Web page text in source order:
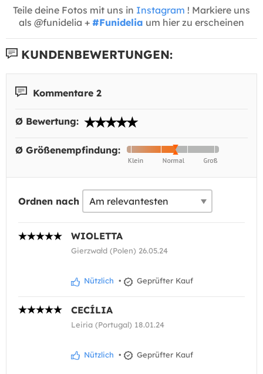
Teile deine Fotos mit uns in Instagram ! Markiere uns
als @funidelia + #Funidelia um hier zu erscheinen
KUNDENBEWERTUNGEN:
Kommentare 2
Ø Bewertung:
Ø Größenempfindung:
Ordnen nach
WIOLETTA
Gierzwałd (Polen) 26.05.24
Nützlich • Geprüfter Kauf
CECÍLIA
Leiria (Portugal) 18.01.24
Nützlich • Geprüfter Kauf